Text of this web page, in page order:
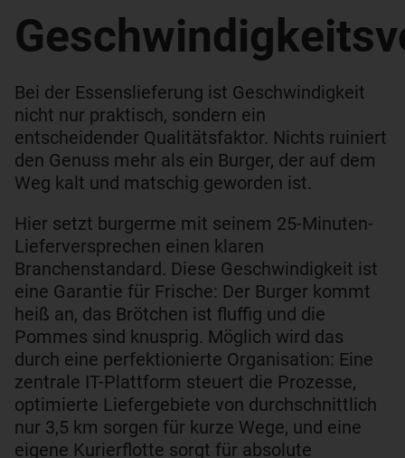
Bei der Essenslieferung ist Geschwindigkeit
nicht nur praktisch, sondern ein
entscheidender Qualitätsfaktor. Nichts ruiniert
den Genuss mehr als ein Burger, der auf dem
Weg kalt und matschig geworden ist.
Hier setzt burgerme mit seinem 25-Minuten-
Lieferversprechen einen klaren
Branchenstandard. Diese Geschwindigkeit ist
eine Garantie für Frische: Der Burger kommt
heiß an, das Brötchen ist fluffig und die
Pommes sind knusprig. Möglich wird das
durch eine perfektionierte Organisation: Eine
zentrale IT-Plattform steuert die Prozesse,
optimierte Liefergebiete von durchschnittlich
nur 3,5 km sorgen für kurze Wege, und eine
eigene Kurierflotte sorgt für absolute